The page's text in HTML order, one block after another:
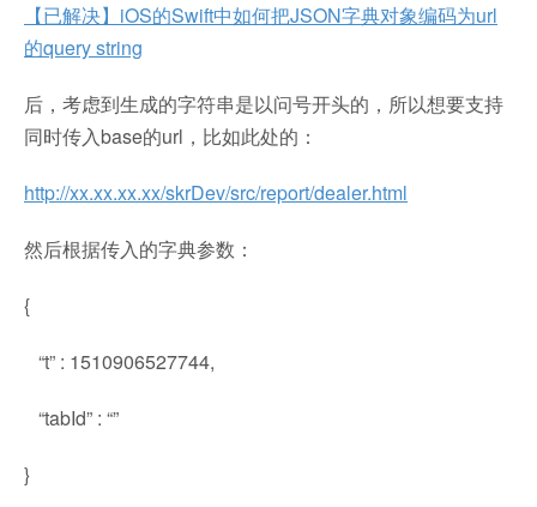
【已解决】iOS的Swift中如何把JSON字典对象编码为url
的query string
后，考虑到生成的字符串是以问号开头的，所以想要支持
同时传入base的url，比如此处的：
http://xx.xx.xx.xx/skrDev/src/report/dealer.html
然后根据传入的字典参数：
{
“t” : 1510906527744,
“tabId” : “”
}